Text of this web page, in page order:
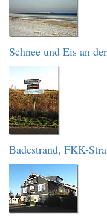
Schnee und Eis an
Badestrand, FKK-